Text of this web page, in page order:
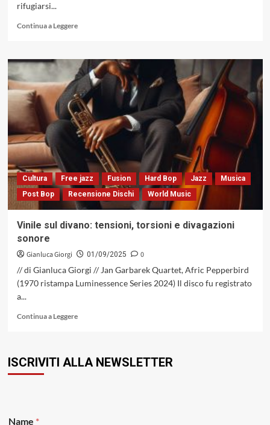
rifugiarsi...
Continua a LeggereLeggi
su
«American
Garage»
del
Pat
Metheny
Group.
Una
meditazione
musicale
sull’America
e
i
suoi
interiori
1979)
Cultura Free jazz Fusion Hard Bop Jazz
Musica
Post Bop
Recensione Dischi World Music
Vinile sul divano: tensioni, torsioni e divagazioni
sonore
Gianluca Giorgi 01/09/2025
0
// di Gianluca Giorgi // Jan Garbarek Quartet, Afric Pepperbird
(1970 ristampa Luminessence Series 2024) Il disco fu registrato
a...
Continua a LeggereLeggi
Vinile
ISCRIVITI ALLA NEWSLETTER
Name *